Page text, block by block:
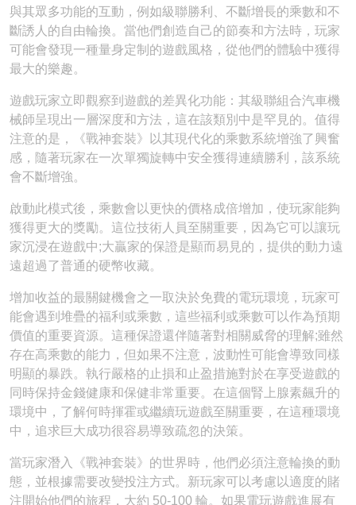
與其眾多功能的互動，例如級聯勝利、不斷增長的乘數和不
斷誘人的自由輪換。當他們創造自己的節奏和方法時，玩家
可能會發現一種量身定制的遊戲風格，從他們的體驗中獲得
最大的樂趣。
遊戲玩家立即觀察到遊戲的差異化功能：其級聯組合汽車機
械師呈現出一層深度和方法，這在該類別中是罕見的。值得
注意的是，《戰神套裝》以其現代化的乘數系統增強了興奮
感，隨著玩家在一次單獨旋轉中安全獲得連續勝利，該系統
會不斷增強。
啟動此模式後，乘數會以更快的價格成倍增加，使玩家能夠
獲得更大的獎勵。這位技術人員至關重要，因為它可以讓玩
家沉浸在遊戲中;大贏家的保證是顯而易見的，提供的動力遠
遠超過了普通的硬幣收藏。
增加收益的最關鍵機會之一取決於免費的電玩環境，玩家可
能會遇到堆疊的福利或乘數，這些福利或乘數可以作為預期
價值的重要資源。這種保證還伴隨著對相關威脅的理解;雖然
存在高乘數的能力，但如果不注意，波動性可能會導致同樣
明顯的暴跌。執行嚴格的止損和止盈措施對於在享受遊戲的
同時保持金錢健康和保健非常重要。在這個腎上腺素飆升的
環境中，了解何時揮霍或繼續玩遊戲至關重要，在這種環境
中，追求巨大成功很容易導致疏忽的決策。
當玩家潛入《戰神套裝》的世界時，他們必須注意輪換的動
態，並根據需要改變投注方式。新玩家可以考慮以適度的賭
注開始他們的旅程，大約 50-100 輪。如果電玩遊戲進展有